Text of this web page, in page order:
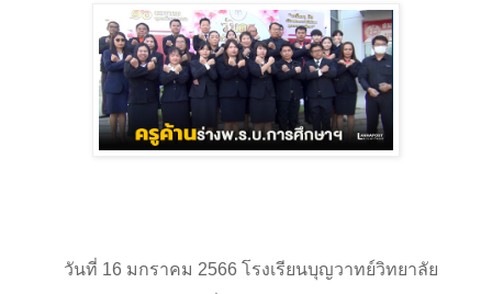
วันที่ 16 มกราคม 2566 โรงเรียนบุญวาทย์วิทยาลัย